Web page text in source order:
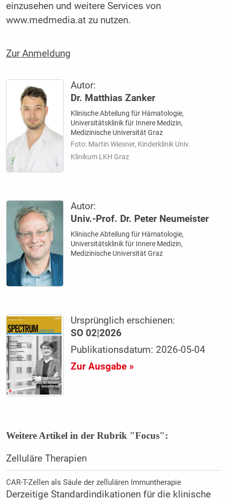
einzusehen und weitere Services von
www.medmedia.at zu nutzen.
Zur Anmeldung
Autor:
Dr. Matthias Zanker
Klinische Abteilung für Hämatologie,
Universitätsklinik für Innere Medizin,
Medizinische Universität Graz
Foto: Martin Wiesner, Kinderklinik Univ.
Klinikum LKH Graz
Autor:
Univ.-Prof. Dr. Peter Neumeister
Klinische Abteilung für Hämatologie,
Universitätsklinik für Innere Medizin,
Medizinische Universität Graz
Ursprünglich erschienen:
SO 02|2026
Publikationsdatum: 2026-05-04
Zur Ausgabe »
Weitere Artikel in der Rubrik "Focus":
Zelluläre Therapien
CAR-T-Zellen als Säule der zellulären Immuntherapie
Derzeitige Standardindikationen für die klinische